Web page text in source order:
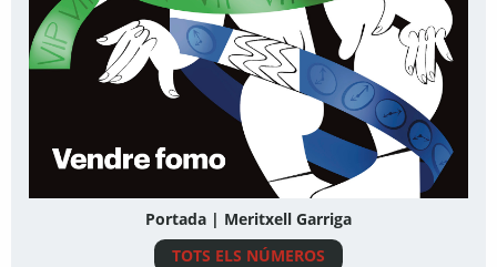
Portada | Meritxell Garriga
TOTS ELS NÚMEROS